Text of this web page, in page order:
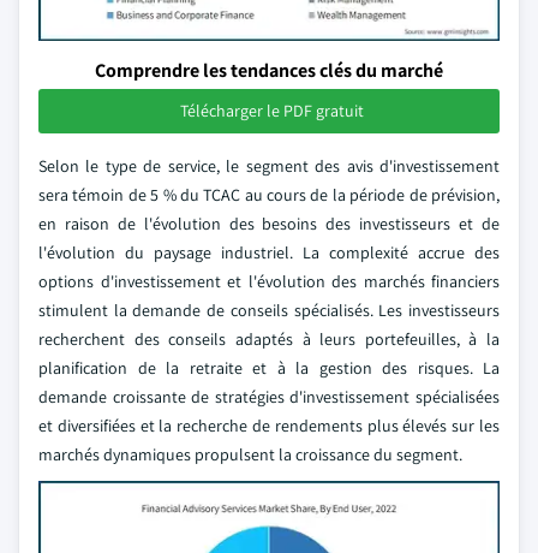
Comprendre les tendances clés du marché
Télécharger le PDF gratuit
Selon le type de service, le segment des avis d'investissement
sera témoin de 5 % du TCAC au cours de la période de prévision,
en raison de l'évolution des besoins des investisseurs et de
l'évolution du paysage industriel. La complexité accrue des
options d'investissement et l'évolution des marchés financiers
stimulent la demande de conseils spécialisés. Les investisseurs
recherchent des conseils adaptés à leurs portefeuilles, à la
planification de la retraite et à la gestion des risques. La
demande croissante de stratégies d'investissement spécialisées
et diversifiées et la recherche de rendements plus élevés sur les
marchés dynamiques propulsent la croissance du segment.